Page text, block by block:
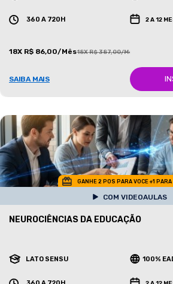
360 A 720H 2 A 12
18X R$ 86,00/Mês18X R$ 387,00/Mês
SAIBA MAIS
GANHE 2 POS PARA VOCE +1 PARA
COM VIDEOAULAS
NEUROCIÊNCIAS DA EDUCAÇÃO
LATO SENSU 100%